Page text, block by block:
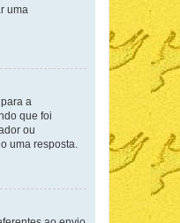
uma
a
que foi
ou
uma resposta.